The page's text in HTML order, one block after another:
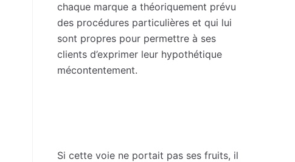
chaque marque a théoriquement prévu
des procédures particulières et qui lui
sont propres pour permettre à ses
clients d’exprimer leur hypothétique
mécontentement.
Si cette voie ne portait pas ses fruits, il